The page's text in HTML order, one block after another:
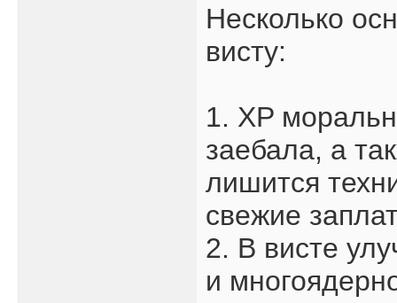
Несколько
висту:
1. XP
заебала, а
лишится
свежие
2. В висте
и